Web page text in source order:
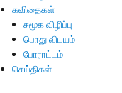
கவிதைகள்
சமூக விழிப்பு
பொது விடயம்
போராட்டம்
செய்திகள்